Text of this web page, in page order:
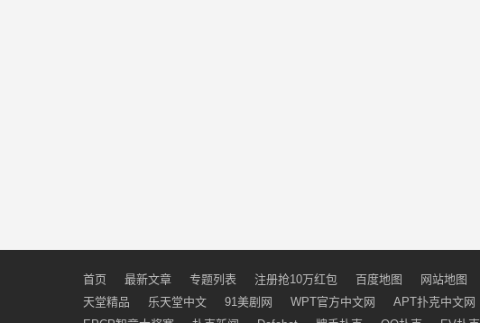
首页 最新文章 专题列表 注册抢10万红包 百度地图 网站地图
天堂精品
乐天堂中文 91美剧网 WPT官方中文网 APT扑克中文网